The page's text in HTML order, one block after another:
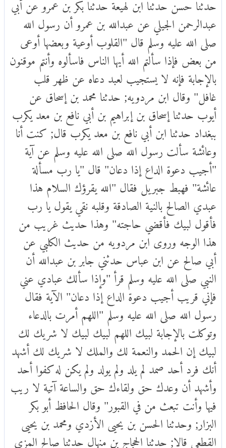
عبدالرحمن الجيلي عن عبدالله بن عمرو أن رسول الله
صلى الله عليه وسلم قال "القلوب أوعية وبعضها أوعى
من بعض فإذا سألتم الله أيها الناس فاسألوه وأنتم موقنون
بالإجابة فإنه لا يستجيب لعبد دعاه عن ظهر قلب
غافل" وقال ابن مردويه; حدثنا محمد بن إسحاق عن
أيوب حدثنا إسحاق بن إبراهيم بن أبي نافع بن معد يكرب
ببغداد حدثنا ابن أبي نافع بن معد يكرب قال; كنت أنا
وعائشة سألت رسول الله صلى الله عليه وسلم عن آية
"أجيب دعوة الداع إذا دعان" قال "يا رب مسألة
عائشة" فهبط جبريل فقال "الله يقرؤك السلام هذا
عبدي الصالح بالنية الصادقة وقلبه نقي يقول يا رب
فأقول لبيك فأقضي حاجته" وهذا حديث غريب من
هذا الوجه وروى ابن مردويه من حديث الكلبي عن
أبي صالح عن ابن عباس حدثني جابر بن عبدالله أن
النبي صلى الله عليه وسلم قرأ "وإذا سألك عبادي عني
فإني قريب أجيب دعوة الداع إذا دعان" الآية فقال
رسول الله صلى الله عليه وسلم "اللهم أمرت بالدعاء
وتوكلت بالإجابة لبيك اللهم لبيك لبيك لا شريك لك
لبيك إن الحمد والنعمة لك والملك لا شريك لك أشهد
أنك فرد أحد صمد لم يلد ولم يولد ولم يكن له كفوا أحد
وأشهد أن وعدك حق ولقاءك حق والساعة آتية لا ريب
فيها وأنت تبعث من في القبور" وقال الحافظ أبو بكر
البزار; وحدثنا الحسن بن يحيى الأزدي ومحمد بن يحيى
القطعي قالا; حدثنا الحجاج بن منهال حدثنا صالح المزي